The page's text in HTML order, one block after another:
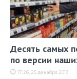
Десять самых
по версии
17:26, 25 декабря 2019